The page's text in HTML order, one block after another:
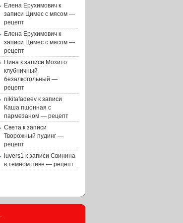
Елена Ерухимович к
записи Цимес с мясом —
рецепт
Елена Ерухимович к
записи Цимес с мясом —
рецепт
Нина к записи Мохито
клубничный
безалкогольный —
рецепт
nikitafadeev к записи
Каша пшонная с
пармезаном — рецепт
Света к записи
Творожный пудинг —
рецепт
luvers1 к записи Свинина
в темном пиве — рецепт